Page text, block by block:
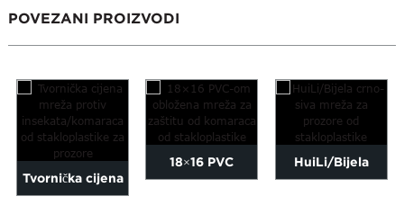
POVEZANI PROIZVODI
Tvornička cijena
18×16 PVC HuiLi/Bijela